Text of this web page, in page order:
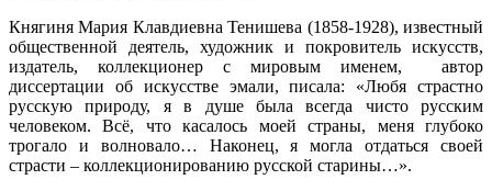
Княгиня Мария Клавдиевна Тенишева (1858-1928), известный
общественной деятель, художник и покровитель искусств,
издатель, коллекционер с мировым именем, автор
диссертации об искусстве эмали, писала: «Любя страстно
русскую природу, я в душе была всегда чисто русским
человеком. Всё, что касалось моей страны, меня глубоко
трогало и волновало… Наконец, я могла отдаться своей
страсти – коллекционированию русской старины…».